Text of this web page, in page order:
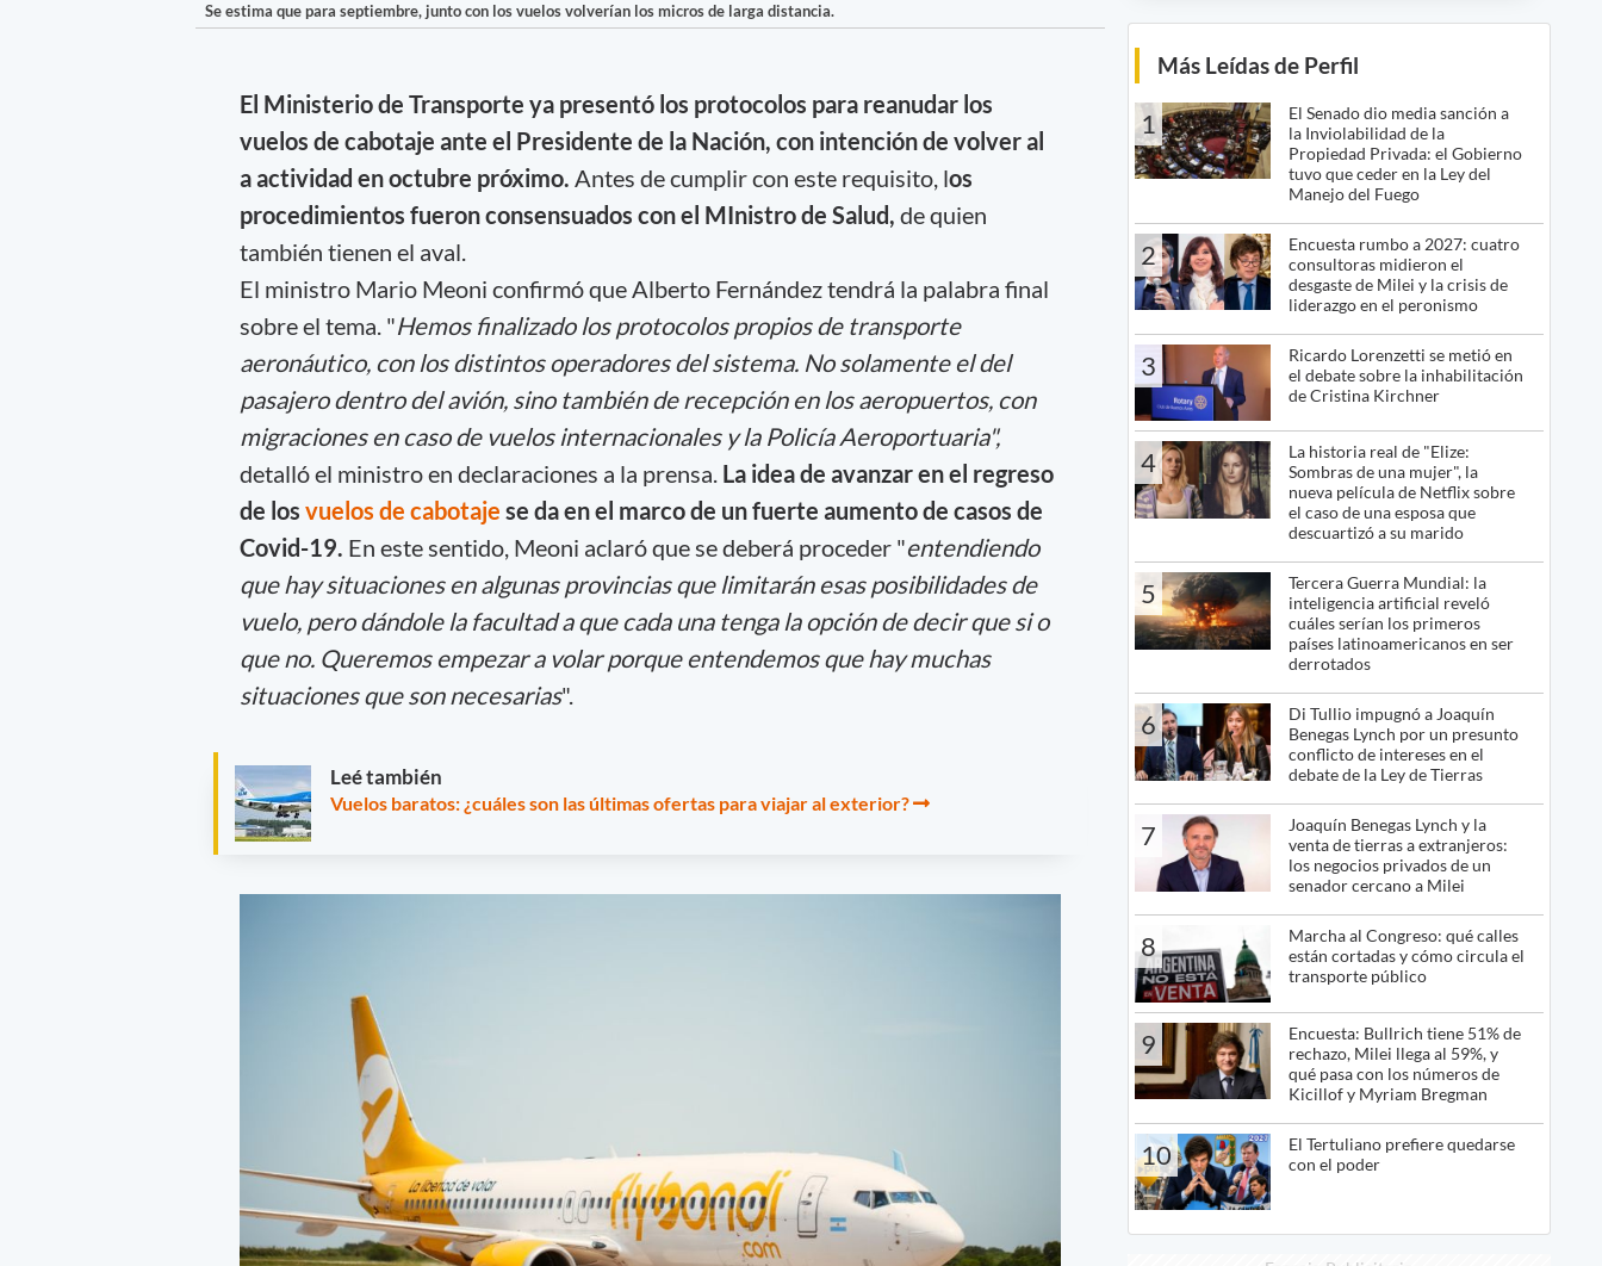
Se estima que para septiembre, junto con los vuelos volverían los micros de larga distancia.
El Ministerio de Transporte ya presentó los protocolos para reanudar los
vuelos de cabotaje ante el Presidente de la Nación, con intención de volver al
a actividad en octubre próximo. Antes de cumplir con este requisito, los
procedimientos fueron consensuados con el MInistro de Salud, de quien
también tienen el aval.
El ministro Mario Meoni confirmó que Alberto Fernández tendrá la palabra final
sobre el tema. "Hemos finalizado los protocolos propios de transporte
aeronáutico, con los distintos operadores del sistema. No solamente el del
pasajero dentro del avión, sino también de recepción en los aeropuertos, con
migraciones en caso de vuelos internacionales y la Policía Aeroportuaria",
detalló el ministro en declaraciones a la prensa. La idea de avanzar en el regreso
de los vuelos de cabotaje se da en el marco de un fuerte aumento de casos de
Covid-19. En este sentido, Meoni aclaró que se deberá proceder "entendiendo
que hay situaciones en algunas provincias que limitarán esas posibilidades de
vuelo, pero dándole la facultad a que cada una tenga la opción de decir que si o
que no. Queremos empezar a volar porque entendemos que hay muchas
situaciones que son necesarias".
Leé también
Vuelos baratos: ¿cuáles son las últimas ofertas para viajar al exterior?
Más Leídas de Perfil
1
El Senado dio media sanción a
la Inviolabilidad de la
Propiedad Privada: el Gobierno
tuvo que ceder en la Ley del
Manejo del Fuego
2
Encuesta rumbo a 2027: cuatro
consultoras midieron el
desgaste de Milei y la crisis de
liderazgo en el peronismo
3
Ricardo Lorenzetti se metió en
el debate sobre la inhabilitación
de Cristina Kirchner
4
La historia real de "Elize:
Sombras de una mujer", la
nueva película de Netflix sobre
el caso de una esposa que
descuartizó a su marido
5
Tercera Guerra Mundial: la
inteligencia artificial reveló
cuáles serían los primeros
países latinoamericanos en ser
derrotados
6
Di Tullio impugnó a Joaquín
Benegas Lynch por un presunto
conflicto de intereses en el
debate de la Ley de Tierras
7
Joaquín Benegas Lynch y la
venta de tierras a extranjeros:
los negocios privados de un
senador cercano a Milei
8
Marcha al Congreso: qué calles
están cortadas y cómo circula el
transporte público
9
Encuesta: Bullrich tiene 51% de
rechazo, Milei llega al 59%, y
qué pasa con los números de
Kicillof y Myriam Bregman
10
El Tertuliano prefiere quedarse
con el poder